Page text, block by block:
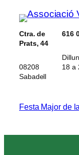
contingut
Ctra. de
Prats, 44
08208
Sabadell
616
18 a
Festa Major de